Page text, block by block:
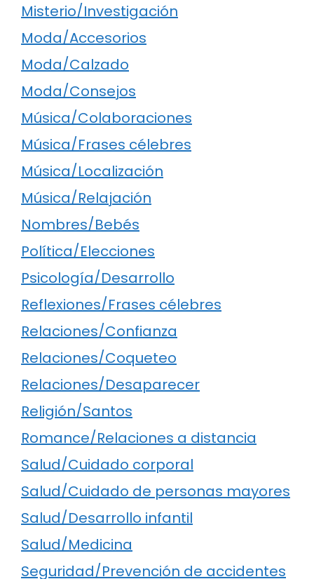
Misterio/Investigación
Moda/Accesorios
Moda/Calzado
Moda/Consejos
Música/Colaboraciones
Música/Frases célebres
Música/Localización
Música/Relajación
Nombres/Bebés
Política/Elecciones
Psicología/Desarrollo
Reflexiones/Frases célebres
Relaciones/Confianza
Relaciones/Coqueteo
Relaciones/Desaparecer
Religión/Santos
Romance/Relaciones a distancia
Salud/Cuidado corporal
Salud/Cuidado de personas mayores
Salud/Desarrollo infantil
Salud/Medicina
Seguridad/Prevención de accidentes